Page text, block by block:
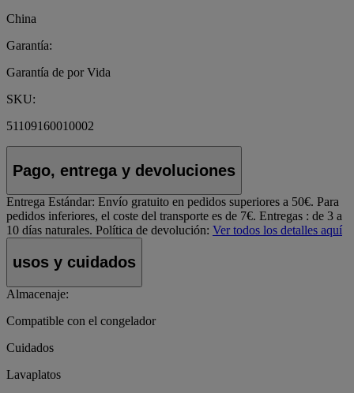
China
Garantía:
Garantía de por Vida
SKU:
51109160010002
Pago, entrega y devoluciones
Entrega Estándar: Envío gratuito en pedidos superiores a 50€. Para
pedidos inferiores, el coste del transporte es de 7€. Entregas : de 3 a
10 días naturales. Política de devolución: Ver todos los detalles aquí
usos y cuidados
Almacenaje:
Compatible con el congelador
Cuidados
Lavaplatos